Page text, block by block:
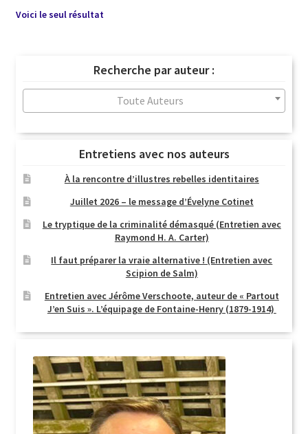
Voici le seul résultat
Recherche par auteur :
Toute Auteurs
Entretiens avec nos auteurs
À la rencontre d’illustres rebelles identitaires
Juillet 2026 – le message d’Évelyne Cotinet
Le tryptique de la criminalité démasqué (Entretien avec
Raymond H. A. Carter)
Il faut préparer la vraie alternative ! (Entretien avec
Scipion de Salm)
Entretien avec Jérôme Verschoote, auteur de « Partout
J’en Suis ». L’équipage de Fontaine-Henry (1879-1914)